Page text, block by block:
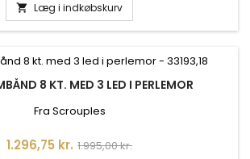
 Læg i indkøbskurv
8 KT. MED 3 LED I PERLEMOR
Fra Scrouples
Pris
1.296,75 kr. Normalpris
1.995,00 kr.